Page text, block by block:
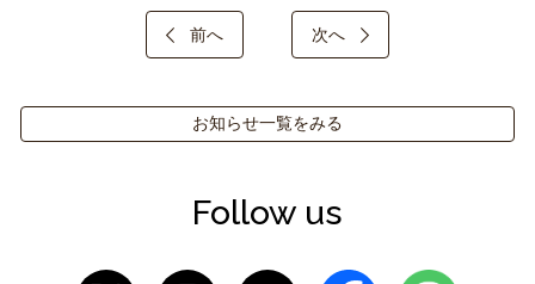
前へ 次へ
お知らせ一覧をみる
Follow us